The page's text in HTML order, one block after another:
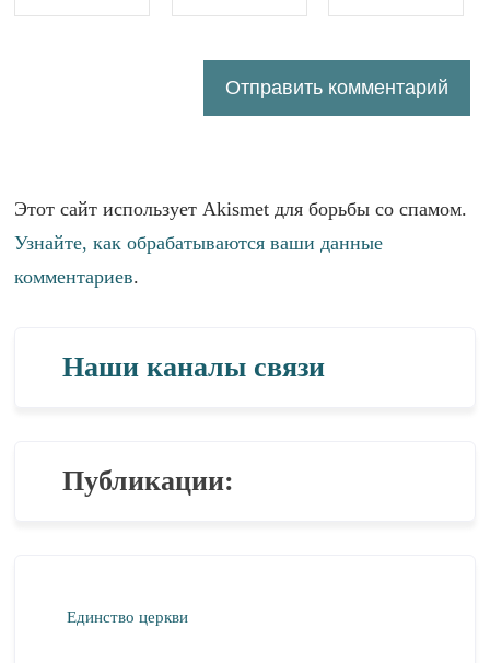
Этот сайт использует Akismet для борьбы со спамом.
Узнайте, как обрабатываются ваши данные
комментариев.
Наши каналы связи
Публикации:
Единство церкви